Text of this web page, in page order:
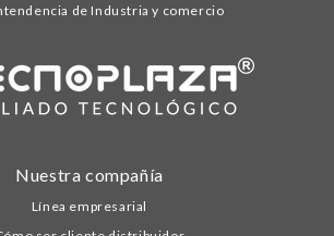
de Industria y comercio
Nuestra compañía
Línea empresarial